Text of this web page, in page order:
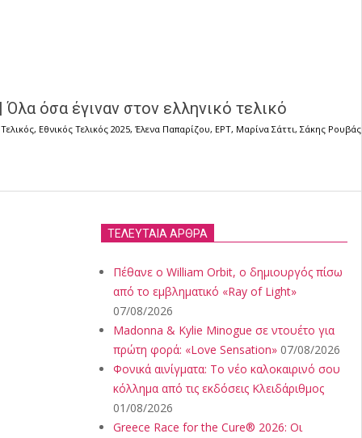
όσα έγιναν στον ελληνικό τελικό
, Εθνικός Τελικός 2025, Έλενα Παπαρίζου, ΕΡΤ, Μαρίνα Σάττι, Σάκης Ρουβάς
ΤΕΛΕΥΤΑΙΑ ΑΡΘΡΑ
Πέθανε ο William Orbit, ο δημιουργός πίσω
από το εμβληματικό «Ray of Light»
07/08/2026
Madonna & Kylie Minogue σε ντουέτο για
πρώτη φορά: «Love Sensation» 07/08/2026
Φονικά αινίγματα: Το νέο καλοκαιρινό σου
κόλλημα από τις εκδόσεις Κλειδάριθμος
01/08/2026
Greece Race for the Cure® 2026: Οι